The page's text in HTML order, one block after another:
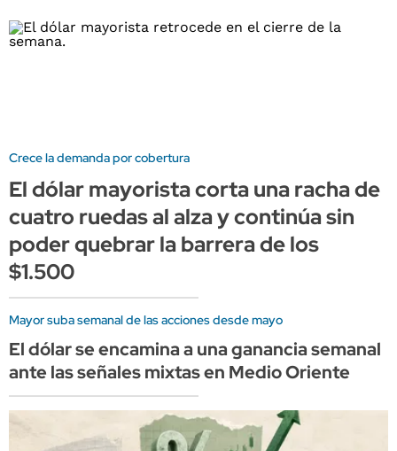
Crece la demanda por cobertura
El dólar mayorista corta una racha de
cuatro ruedas al alza y continúa sin
poder quebrar la barrera de los
$1.500
Mayor suba semanal de las acciones desde mayo
El dólar se encamina a una ganancia semanal
ante las señales mixtas en Medio Oriente